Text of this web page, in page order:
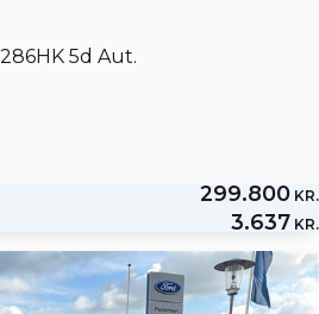
5d Aut.
299.800 KR.
3.637 KR.